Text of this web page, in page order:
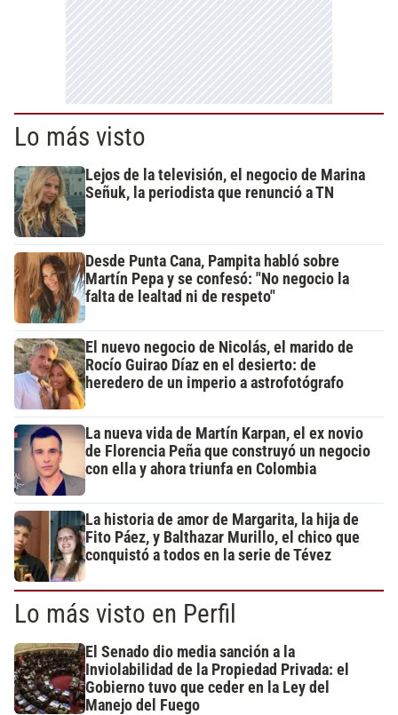
Lo más visto
Lejos de la televisión, el negocio de Marina
Señuk, la periodista que renunció a TN
Desde Punta Cana, Pampita habló sobre
Martín Pepa y se confesó: "No negocio la
falta de lealtad ni de respeto"
El nuevo negocio de Nicolás, el marido de
Rocío Guirao Díaz en el desierto: de
heredero de un imperio a astrofotógrafo
La nueva vida de Martín Karpan, el ex novio
de Florencia Peña que construyó un negocio
con ella y ahora triunfa en Colombia
La historia de amor de Margarita, la hija de
Fito Páez, y Balthazar Murillo, el chico que
conquistó a todos en la serie de Tévez
Lo más visto en Perfil
El Senado dio media sanción a la
Inviolabilidad de la Propiedad Privada: el
Gobierno tuvo que ceder en la Ley del
Manejo del Fuego